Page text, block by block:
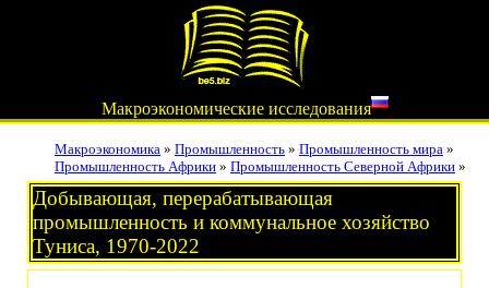
Макроэкономические исследования
Макроэкономика » Промышленность » Промышленность мира »
Промышленность Африки » Промышленность Северной Африки »
Добывающая, перерабатывающая
промышленность и коммунальное хозяйство
Туниса, 1970-2022